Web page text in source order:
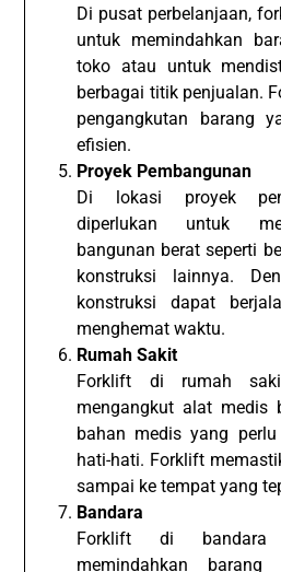
Di pusat perbelanjaan,
untuk memindahkan
toko atau untuk
berbagai titik penjualan.
pengangkutan barang
efisien.
Proyek Pembangunan
Di lokasi proyek
diperlukan untuk
bangunan berat seperti
konstruksi lainnya.
konstruksi dapat
menghemat waktu.
Rumah Sakit
Forklift di rumah
mengangkut alat medis
bahan medis yang
hati-hati. Forklift
sampai ke tempat yang
Bandara
Forklift di bandara
memindahkan